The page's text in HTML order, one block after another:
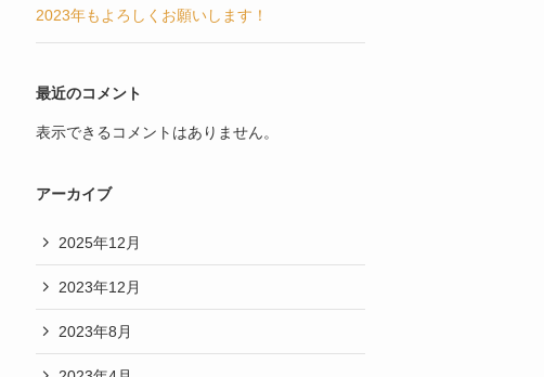
2023年もよろしくお願いします！
最近のコメント
表示できるコメントはありません。
アーカイブ
2025年12月
2023年12月
2023年8月